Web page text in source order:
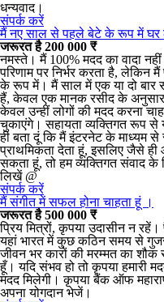
धन्यवाद।
संपर्क करें
मैं नए साल से पहले बेटे के रूप में घर
जरूरत है 200 000 ₹
नमस्ते। मैं 100% मदद का वादा
परिणाम पर निर्भर करता है,
के रूप में। मैं साल में एक या दो बार
हैं, केवल एक मानक रसीद के अनुसार
केवल उन्हीं लोगों की मदद करना
चुकाएंगे। सहायता व्यक्तिगत रूप
ही बता दूं कि मैं इंटरनेट के माध्यम
प्राथमिकता देता हूं, इसलिए जैसे
सकता हूं, तो हम व्यक्तिगत संवाद के
लिखें @
संपर्क करें
मैं संगीत में सफल होना चाहता हूं ।
जरूरत है 500 000 ₹
प्रिय मित्रों, कृपया उदासीन न
यहां भारत में कुछ कठिन समय से
जीवन भर कारों की मरम्मत का शौक
हूँ। यदि संभव हो तो कृपया हमारी
मदद मिलेगी। कृपया बैंक ऑफ
अपना योगदान भेजें।